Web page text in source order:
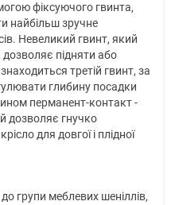
фіксуючого гвинта,
найбільш зручне
Невеликий гвинт, який
підняти або
третій гвинт, за
глибину посадки
перманент-контакт -
дозволяє гнучко
для довгої і плідної
групи меблевих шеніллів,